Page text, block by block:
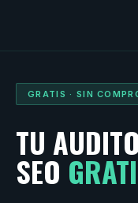
GRATIS · SIN
TU
SEO